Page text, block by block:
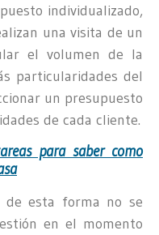
individualizado,
una visita de un
el volumen de la
particularidades del
un presupuesto
de cada cliente.
para saber como
de esta forma no se
en el momento